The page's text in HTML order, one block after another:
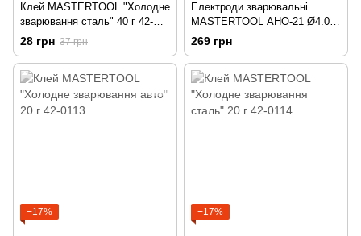
Клей MASTERTOOL "Холодне
зварювання сталь" 40 г 42-
0111
28 грн 37 грн
Електроди зварювальні
MASTERTOOL АНО-21 Ø4.0
мм 2.5 кг 81-5542
269 грн
−17% −17%